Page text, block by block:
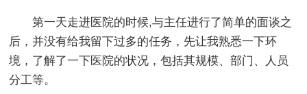
第一天走进医院的时候,与主任进行了简单的面谈之
后，并没有给我留下过多的任务，先让我熟悉一下环
境，了解了一下医院的状况，包括其规模、部门、人员
分工等。